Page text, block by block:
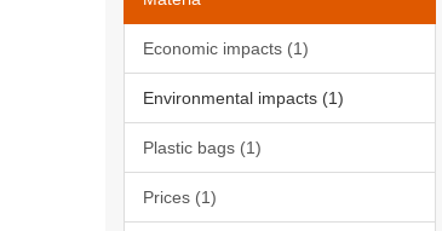
Economic impacts (1)
Environmental impacts (1)
Plastic bags (1)
Prices (1)